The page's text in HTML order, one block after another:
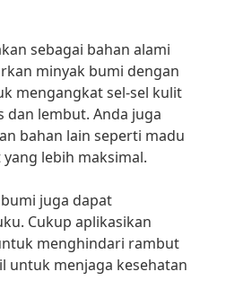
sebagai bahan alami
minyak bumi dengan
mengangkat sel-sel kulit
lembut. Anda juga
bahan lain seperti madu
lebih maksimal.
juga dapat
Cukup aplikasikan
menghindari rambut
untuk menjaga kesehatan